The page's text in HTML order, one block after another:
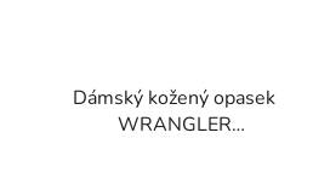
Dámský kožený opasek
WRANGLER